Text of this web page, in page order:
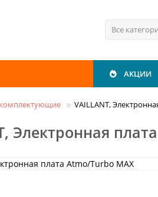
Все
АКЦИИ
VAILLANT,
Электронная